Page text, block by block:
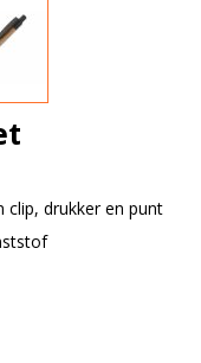
clip, drukker en punt